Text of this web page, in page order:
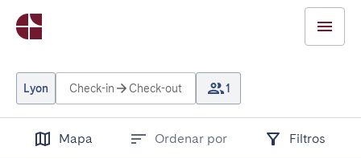
Lyon Check-in Check-out 1
Mapa Ordenar por Filtros